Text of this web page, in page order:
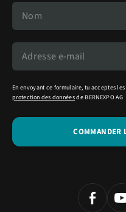
En envoyant ce formulaire, tu acceptes les
protection des donnéesde BERNEXPO AG